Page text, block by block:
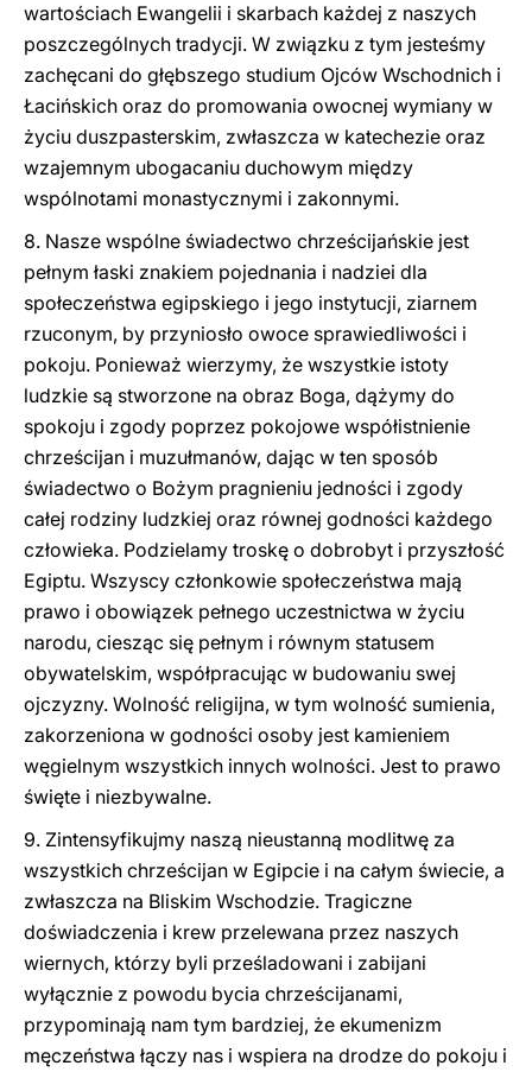
wartościach Ewangelii i skarbach każdej z naszych
poszczególnych tradycji. W związku z tym jesteśmy
zachęcani do głębszego studium Ojców Wschodnich i
Łacińskich oraz do promowania owocnej wymiany w
życiu duszpasterskim, zwłaszcza w katechezie oraz
wzajemnym ubogacaniu duchowym między
wspólnotami monastycznymi i zakonnymi.
8. Nasze wspólne świadectwo chrześcijańskie jest
pełnym łaski znakiem pojednania i nadziei dla
społeczeństwa egipskiego i jego instytucji, ziarnem
rzuconym, by przyniosło owoce sprawiedliwości i
pokoju. Ponieważ wierzymy, że wszystkie istoty
ludzkie są stworzone na obraz Boga, dążymy do
spokoju i zgody poprzez pokojowe współistnienie
chrześcijan i muzułmanów, dając w ten sposób
świadectwo o Bożym pragnieniu jedności i zgody
całej rodziny ludzkiej oraz równej godności każdego
człowieka. Podzielamy troskę o dobrobyt i przyszłość
Egiptu. Wszyscy członkowie społeczeństwa mają
prawo i obowiązek pełnego uczestnictwa w życiu
narodu, ciesząc się pełnym i równym statusem
obywatelskim, współpracując w budowaniu swej
ojczyzny. Wolność religijna, w tym wolność sumienia,
zakorzeniona w godności osoby jest kamieniem
węgielnym wszystkich innych wolności. Jest to prawo
święte i niezbywalne.
9. Zintensyfikujmy naszą nieustanną modlitwę za
wszystkich chrześcijan w Egipcie i na całym świecie, a
zwłaszcza na Bliskim Wschodzie. Tragiczne
doświadczenia i krew przelewana przez naszych
wiernych, którzy byli prześladowani i zabijani
wyłącznie z powodu bycia chrześcijanami,
przypominają nam tym bardziej, że ekumenizm
męczeństwa łączy nas i wspiera na drodze do pokoju i